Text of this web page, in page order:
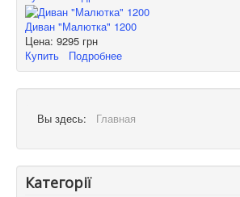
Диван "Малютка" 1200
Цена: 9295 грн
Купить
Подробнее
Вы здесь: Главная
Категорії